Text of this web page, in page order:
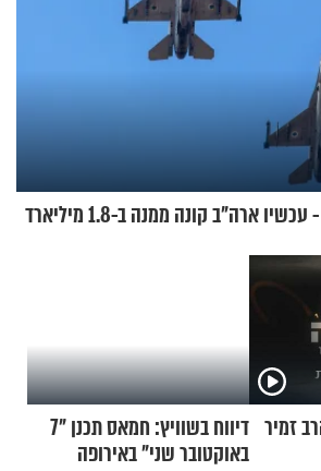
סירבו למכור לישראל - עכשיו ארה"ב קונה ממנה ב-1.8 מיליארד
זמיר
דיווח בשוויץ: חמאס תכנן "7
באוקטובר שני" באירופה